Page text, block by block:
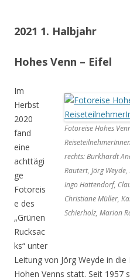
2021 1. Halbjahr
Hohes Venn – Eifel
Fotoreise Hohes
rechts: Burkhardt
Rautert, Jörg
Ingo Hattendorf,
Christiane Müller,
Schierholz, Marion
Im
Herbst
2020
fand
eine
achttägi
ge
Fotoreis
e des
„Grünen
Rucksac
ks“ unter
Leitung von Jörg Weyde in
Hohen Venns statt. Seit 1957